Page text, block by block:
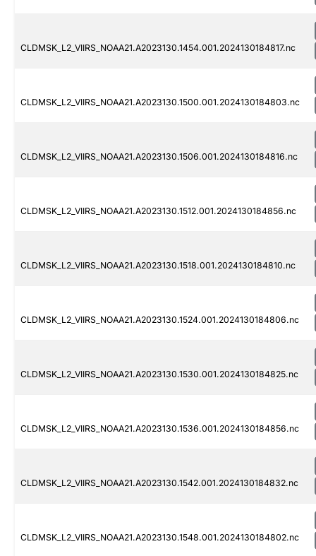
CLDMSK_L2_VIIRS_NOAA21.A2023130.1454.001.2024130184817.nc
CLDMSK_L2_VIIRS_NOAA21.A2023130.1500.001.2024130184803.nc
CLDMSK_L2_VIIRS_NOAA21.A2023130.1506.001.2024130184816.nc
CLDMSK_L2_VIIRS_NOAA21.A2023130.1512.001.2024130184856.nc
CLDMSK_L2_VIIRS_NOAA21.A2023130.1518.001.2024130184810.nc
CLDMSK_L2_VIIRS_NOAA21.A2023130.1524.001.2024130184806.nc
CLDMSK_L2_VIIRS_NOAA21.A2023130.1530.001.2024130184825.nc
CLDMSK_L2_VIIRS_NOAA21.A2023130.1536.001.2024130184856.nc
CLDMSK_L2_VIIRS_NOAA21.A2023130.1542.001.2024130184832.nc
CLDMSK_L2_VIIRS_NOAA21.A2023130.1548.001.2024130184802.nc